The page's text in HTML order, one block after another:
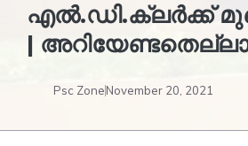
എൽ.ഡി.ക്ലർക്ക്
|
Psc ZoneNovember 20, 2021